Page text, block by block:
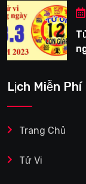
Lịch Miễn Phí
Trang Chủ
Tử Vi